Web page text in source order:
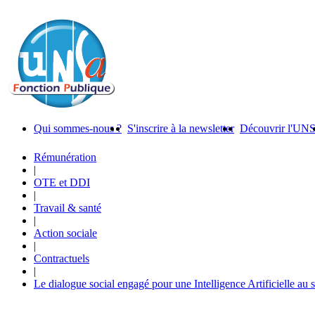
Qui sommes-nous ? S'inscrire à la newsletter Découvrir
Rémunération
|
OTE et DDI
|
Travail & santé
|
Action sociale
|
Contractuels
|
Le dialogue social engagé pour une Intelligence Artificielle au